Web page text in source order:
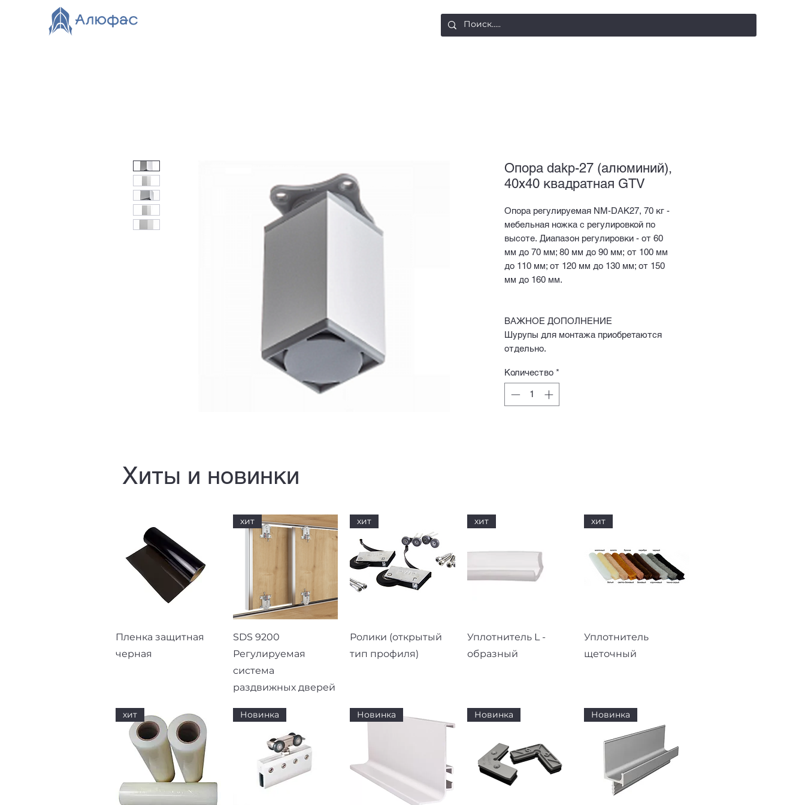
Опора dakp-27 (алюминий),
40x40 квадратная GTV
Опора регулируемая NM-DАК27, 70 кг -
мебельная ножка с регулировкой по
высоте. Диапазон регулировки - от 60
мм до 70 мм; 80 мм до 90 мм; от 100 мм
до 110 мм; от 120 мм до 130 мм; от 150
мм до 160 мм.
ВАЖНОЕ ДОПОЛНЕНИЕ
Шурупы для монтажа приобретаются
отдельно.
Количество *
Хиты и новинки
Быстрый просмотр
Пленка защитная
черная
Быстрый просмотр
хит
SDS 9200
Регулируемая
система
раздвижных дверей
Быстрый просмотр
хит
Ролики (открытый
тип профиля)
Быстрый просмотр
хит
Уплотнитель L -
образный
Быстрый просмотр
хит
Уплотнитель
щеточный
хит Новинка Новинка Новинка Новинка